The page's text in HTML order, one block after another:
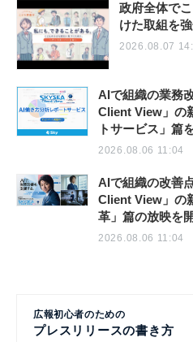
政府全体で
けた取組を
2026.08.07
AIで組織の業務
Client View」の
トサービス」篇
2026.08.06 11:04
AIで組織の改善
Client View」の
革」篇の放映を
2026.08.06 11:04
広報初心者のための
プレスリリースの書き方